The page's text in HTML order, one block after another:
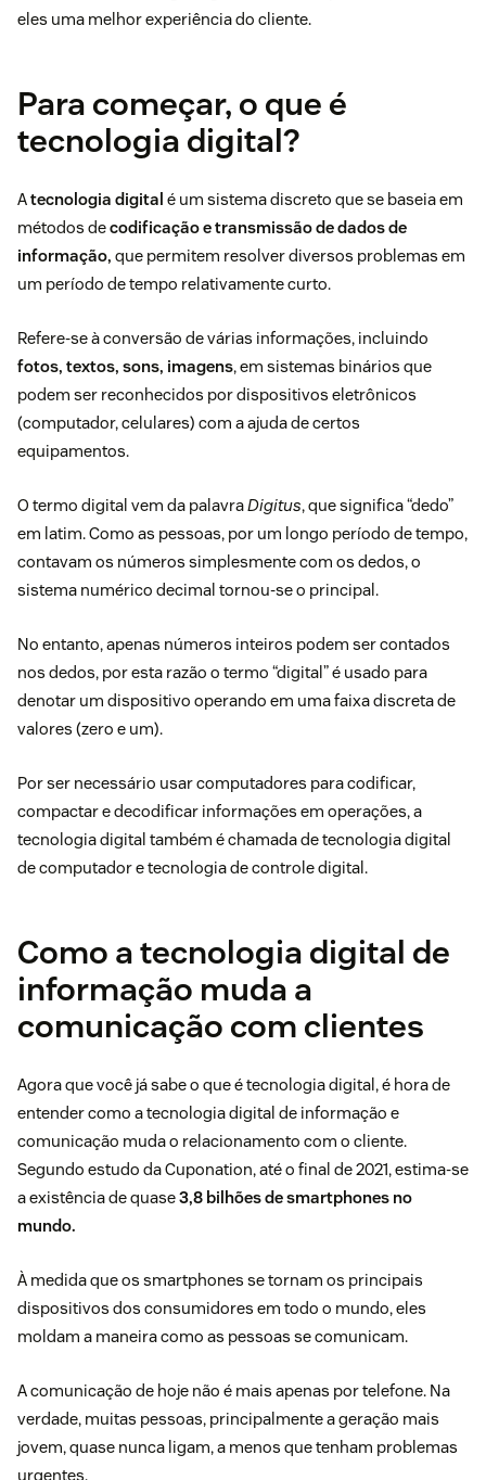
eles uma melhor experiência do cliente.
Para começar, o que é
tecnologia digital?
Atecnologia digital é um sistema discreto que se baseia em
métodos decodificação e transmissão de dados de
informação, que permitem resolver diversos problemas em
um período de tempo relativamente curto.
Refere-se à conversão de várias informações, incluindo
fotos, textos, sons, imagens, em sistemas binários que
podem ser reconhecidos por dispositivos eletrônicos
(computador, celulares) com a ajuda de certos
equipamentos.
O termo digital vem da palavraDigitus, que significa “dedo”
em latim. Como as pessoas, por um longo período de tempo,
contavam os números simplesmente com os dedos, o
sistema numérico decimal tornou-se o principal.
No entanto, apenas números inteiros podem ser contados
nos dedos, por esta razão o termo “digital” é usado para
denotar um dispositivo operando em uma faixa discreta de
valores (zero e um).
Por ser necessário usar computadores para codificar,
compactar e decodificar informações em operações, a
tecnologia digital também é chamada de tecnologia digital
de computador e tecnologia de controle digital.
Como a tecnologia digital de
informação muda a
comunicação com clientes
Agora que você já sabe o que é tecnologia digital, é hora de
entender como atecnologia digital de informação e
comunicação muda o relacionamento com o cliente.
Segundo estudo daCuponation, até o final de 2021, estima-se
a existência de quase3,8 bilhões de smartphones no
mundo.
À medida que os smartphones se tornam os principais
dispositivos dos consumidores em todo o mundo, eles
moldam a maneira como as pessoas se comunicam.
A comunicação de hoje não é mais apenas por telefone. Na
verdade, muitas pessoas, principalmente a geração mais
jovem, quase nunca ligam, a menos que tenham problemas
urgentes.